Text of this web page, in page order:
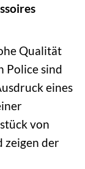
Qualität
Police sind
eines
von
zeigen der